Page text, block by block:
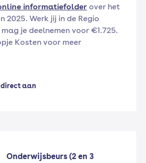
informatiefolder over het
2025. Werk jij in de Regio
je deelnemen voor €1.725.
Kosten voor meer
direct aan
Onderwijsbeurs (2 en 3